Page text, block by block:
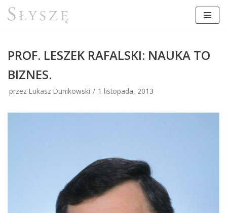
Przejdź
PROF. LESZEK RAFALSKI: NAUKA TO
BIZNES.
przez Lukasz Dunikowski 1 listopada, 2013